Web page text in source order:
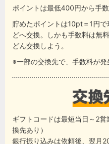
ポイントは最低400円から手
貯めたポイントは10pt＝1円
どへ交換。しかも手数料は無
どん交換しよう。
※一部の交換先で、手数料が発
ギフトコードは最短当日～2
換先あり）
銀行振り込みは依頼後、翌月